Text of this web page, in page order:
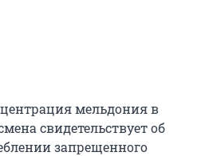
мельдония в
свидетельствует об
запрещенного